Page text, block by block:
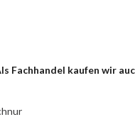
Fachhandel kaufen wir